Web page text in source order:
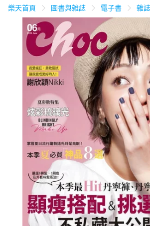
天天免運 美食蛋糕 養生保
居家生活 3C家電 運動休
女裝 男裝 化妝保
電子/紙本書
樂天首頁 圖書與雜誌 電子書 雜